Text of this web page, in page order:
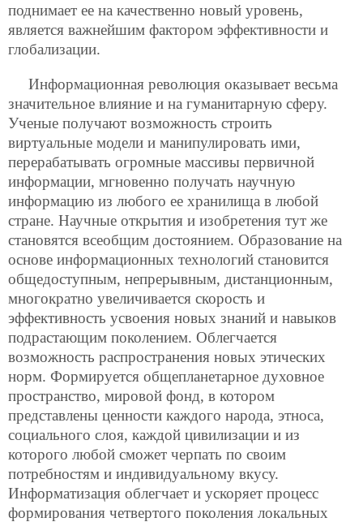
поднимает ее на качественно новый уровень,
является важнейшим фактором эффективности и
глобализации.
Информационная революция оказывает весьма
значительное влияние и на гуманитарную сферу.
Ученые получают возможность строить
виртуальные модели и манипулировать ими,
перерабатывать огромные массивы первичной
информации, мгновенно получать научную
информацию из любого ее хранилища в любой
стране. Научные открытия и изобретения тут же
становятся всеобщим достоянием. Образование на
основе информационных технологий становится
общедоступным, непрерывным, дистанционным,
многократно увеличивается скорость и
эффективность усвоения новых знаний и навыков
подрастающим поколением. Облегчается
возможность распространения новых этических
норм. Формируется общепланетарное духовное
пространство, мировой фонд, в котором
представлены ценности каждого народа, этноса,
социального слоя, каждой цивилизации и из
которого любой сможет черпать по своим
потребностям и индивидуальному вкусу.
Информатизация облегчает и ускоряет процесс
формирования четвертого поколения локальных